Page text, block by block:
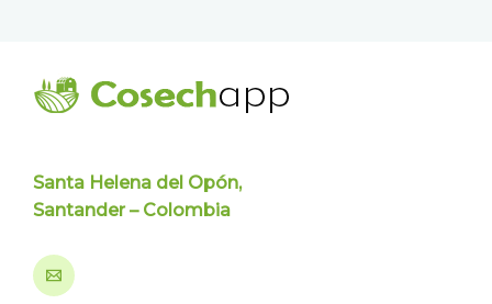
Santa Helena del Opón,
Santander – Colombia